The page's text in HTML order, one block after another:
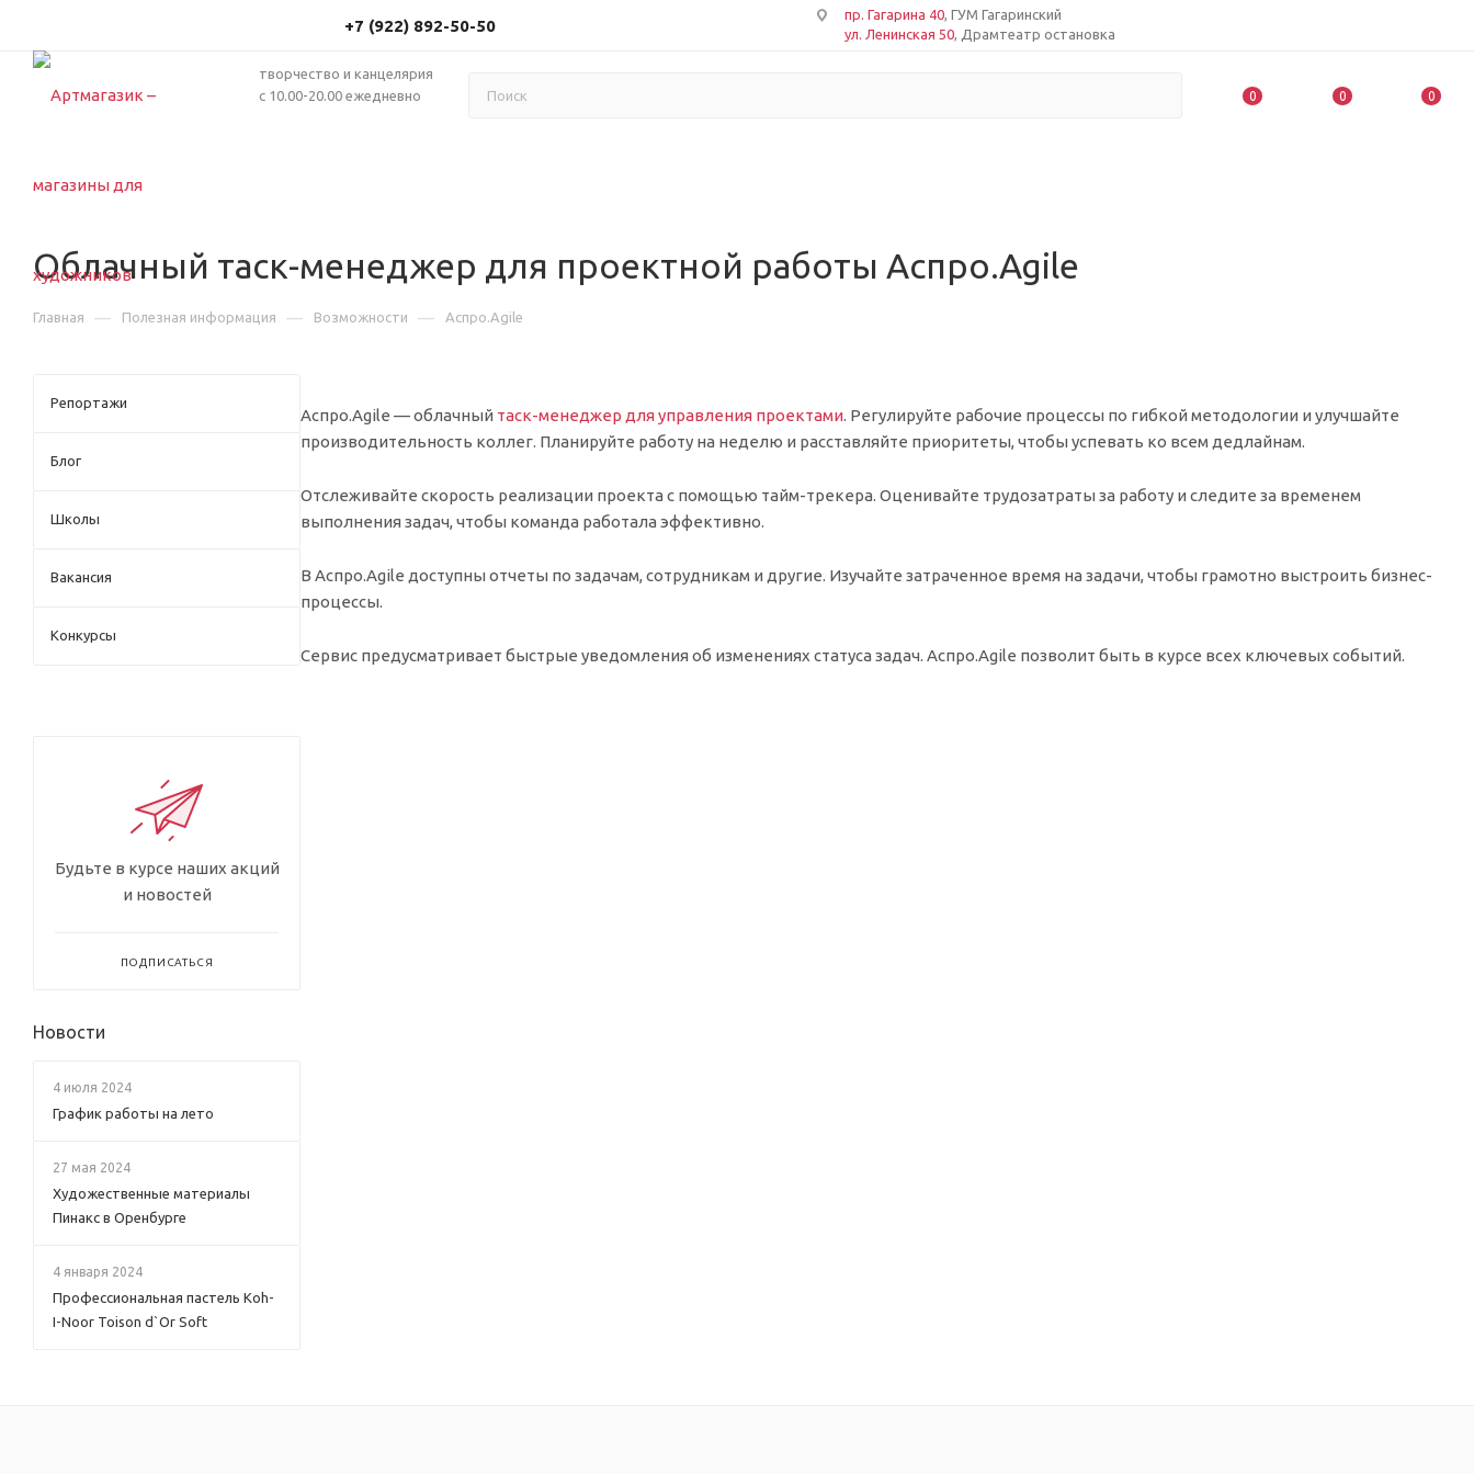
+7 (922) 892-50-50
пр. Гагарина 40, ГУМ Гагаринский
ул. Ленинская 50, Драмтеатр остановка
творчество и канцелярия
с 10.00-20.00 ежедневно
0 0 0
Облачный таск-менеджер для проектной работы Аспро.Agile
Главная — Полезная информация — Возможности — Аспро.Agile
Аспро.Agile — облачный таск-менеджер для управления проектами. Регулируйте рабочие процессы по гибкой методологии и улучшайте
производительность коллег. Планируйте работу на неделю и расставляйте приоритеты, чтобы успевать ко всем дедлайнам.
Отслеживайте скорость реализации проекта с помощью тайм-трекера. Оценивайте трудозатраты за работу и следите за временем
выполнения задач, чтобы команда работала эффективно.
В Аспро.Agile доступны отчеты по задачам, сотрудникам и другие. Изучайте затраченное время на задачи, чтобы грамотно выстроить бизнес-
процессы.
Сервис предусматривает быстрые уведомления об изменениях статуса задач. Аспро.Agile позволит быть в курсе всех ключевых событий.
Репортажи
Блог
Школы
Вакансия
Конкурсы
Будьте в курсе наших акций
и новостей
ПОДПИСАТЬСЯ
Новости
4 июля 2024
График работы на лето
27 мая 2024
Художественные материалы
Пинакс в Оренбурге
4 января 2024
Профессиональная пастель Koh-
I-Noor Toison d`Or Soft